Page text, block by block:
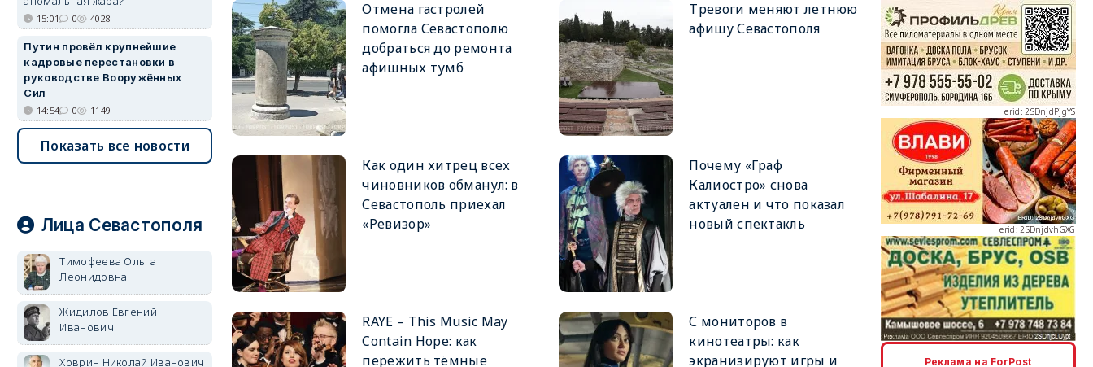
Отмена гастролей
помогла Севастополю
добраться до ремонта
афишных тумб
Тревоги меняют летнюю
афишу Севастополя
Как один хитрец всех
чиновников обманул: в
Севастополь приехал
«Ревизор»
Почему «Граф
Калиостро» снова
актуален и что показал
новый спектакль
RAYE – This Music May
Contain Hope: как
пережить тёмные
С мониторов в
кинотеатры: как
экранизируют игры и
15:01 0 4028
Путин провёл крупнейшие
кадровые перестановки в
руководстве Вооружённых
Сил
14:54 0 1149
Показать все новости
Лица Севастополя
Тимофеева Ольга
Леонидовна
Жидилов Евгений
Иванович
Ховрин Николай Иванович
erid: 2SDnjdPjgYS
erid: 2SDnjdvhGXG
erid: 2SDnjcLUypt
Реклама на ForPost